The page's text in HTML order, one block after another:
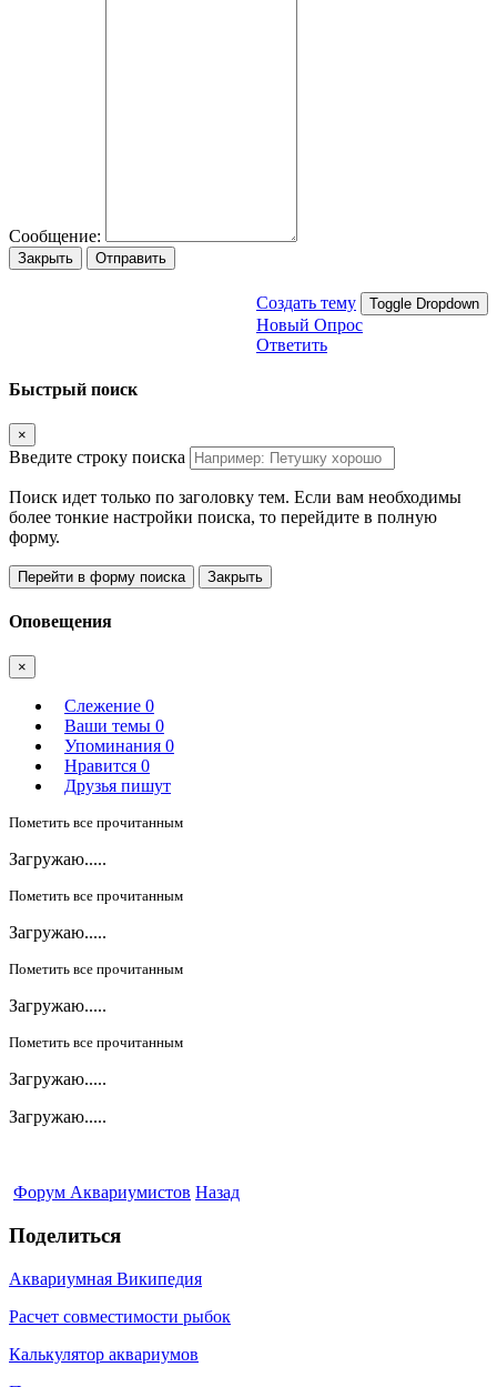
Сообщение:
Закрыть Отправить
Создать тему Toggle Dropdown
Новый Опрос
Ответить
Быстрый поиск
×
Введите строку поиска
Поиск идет только по заголовку тем. Если вам необходимы
более тонкие настройки поиска, то перейдите в полную
форму.
Перейти в форму поиска Закрыть
Оповещения
×
Слежение 0
Ваши темы 0
Упоминания 0
Нравится 0
Друзья пишут
Пометить все прочитанным
Загружаю.....
Пометить все прочитанным
Загружаю.....
Пометить все прочитанным
Загружаю.....
Пометить все прочитанным
Загружаю.....
Загружаю.....
Форум Аквариумистов Назад
Поделиться
Аквариумная Википедия
Расчет совместимости рыбок
Калькулятор аквариумов